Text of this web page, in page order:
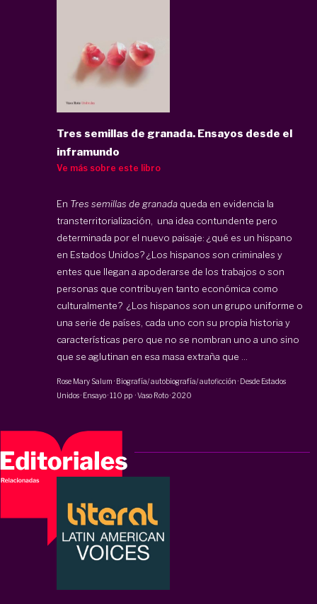
Tres semillas de granada. Ensayos desde el
inframundo
Ve más sobre este libro
En Tres semillas de granada queda en evidencia la
transterritorialización, una idea contundente pero
determinada por el nuevo paisaje: ¿qué es un hispano
en Estados Unidos? ¿Los hispanos son criminales y
entes que llegan a apoderarse de los trabajos o son
personas que contribuyen tanto económica como
culturalmente? ¿Los hispanos son un grupo uniforme o
una serie de países, cada uno con su propia historia y
características pero que no se nombran uno a uno sino
que se aglutinan en esa masa extraña que ...
Rose Mary Salum · Biografía/ autobiografía/ autoficción · Desde Estados
Unidos · Ensayo·110 pp ·Vaso Roto·2020